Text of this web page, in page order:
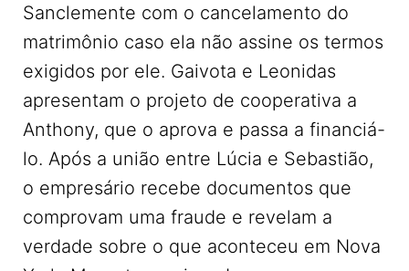
Sanclemente com o cancelamento do
matrimônio caso ela não assine os termos
exigidos por ele. Gaivota e Leonidas
apresentam o projeto de cooperativa a
Anthony, que o aprova e passa a financiá-
lo. Após a união entre Lúcia e Sebastião,
o empresário recebe documentos que
comprovam uma fraude e revelam a
verdade sobre o que aconteceu em Nova